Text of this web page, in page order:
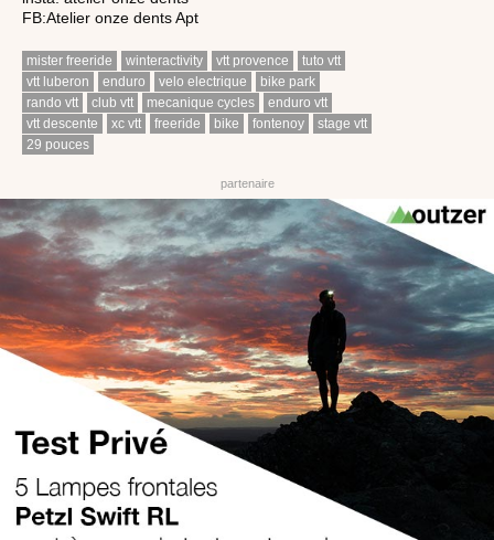
FB:Atelier onze dents Apt
mister freeride winteractivity vtt provence
tuto vtt
vtt luberon
enduro velo electrique
bike park
rando vtt
club vtt mecanique cycles
enduro vtt
vtt descente
xc vtt freeride bike fontenoy
stage vtt
29 pouces